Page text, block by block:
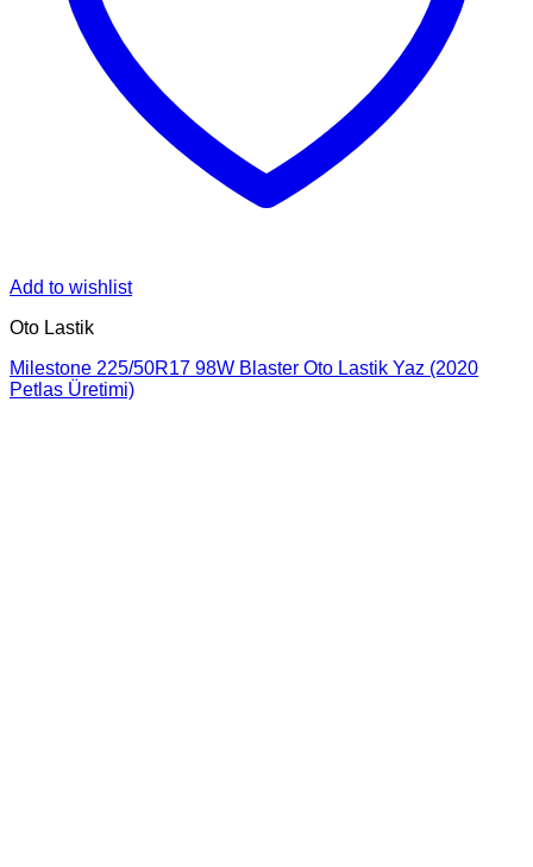
Add to wishlist
Oto Lastik
Milestone 225/50R17 98W Blaster Oto Lastik Yaz (2020
Petlas Üretimi)